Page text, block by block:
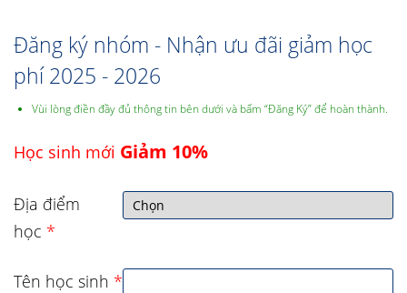
Đăng ký nhóm - Nhận ưu đãi giảm học
phí 2025 - 2026
Vùi lòng điền đầy đủ thông tin bên dưới và bấm “Đăng Ký” để hoàn thành.
Học sinh mới Giảm 10%
Địa điểm
học *
Tên học sinh *